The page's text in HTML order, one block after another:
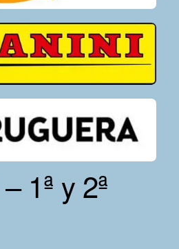
1ª y 2ª